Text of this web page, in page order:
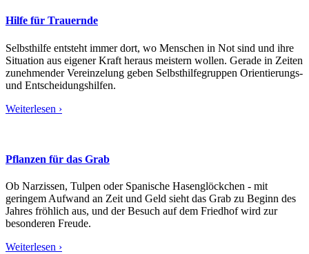
Hilfe für Trauernde
Selbsthilfe entsteht immer dort, wo Menschen in Not sind und ihre
Situation aus eigener Kraft heraus meistern wollen. Gerade in Zeiten
zunehmender Vereinzelung geben Selbsthilfegruppen Orientierungs-
und Entscheidungshilfen.
Weiterlesen ›
Pflanzen für das Grab
Ob Narzissen, Tulpen oder Spanische Hasenglöckchen - mit
geringem Aufwand an Zeit und Geld sieht das Grab zu Beginn des
Jahres fröhlich aus, und der Besuch auf dem Friedhof wird zur
besonderen Freude.
Weiterlesen ›